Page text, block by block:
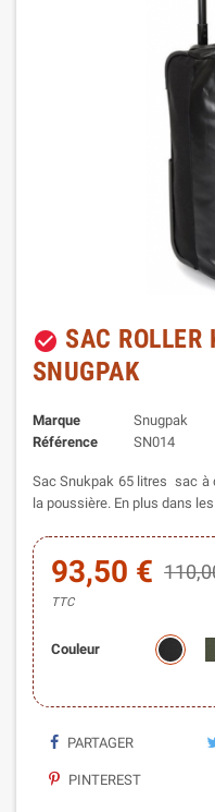
check_circle SAC
SNUGPAK
Marque
Snugpak
Référence
SN014
Sac Snukpak 65 litres sac à
la poussière. En plus dans
93,50 €
TTC
Couleur
PARTAGER
PINTEREST